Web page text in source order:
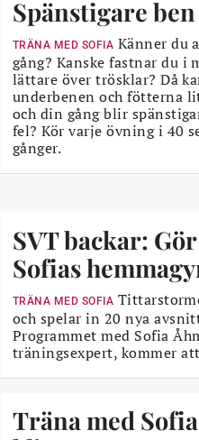
Spänstigare
TRÄNA MED SOFIA Känner du
gång? Kanske fastnar du i
lättare över trösklar? Då
underbenen och fötterna
och din gång blir
fel? Kör varje övning i 40
gånger.
SVT backar:
Sofias
TRÄNA MED SOFIA
och spelar in 20 nya
Programmet med Sofia
träningsexpert, kommer
Träna med